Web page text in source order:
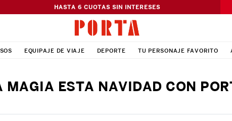
HASTA 6 CUOTAS SIN INTERESES
EQUIPAJE DE VIAJE DEPORTE TU PERSONAJE FAVORITO
MAGIA ESTA NAVIDAD CON